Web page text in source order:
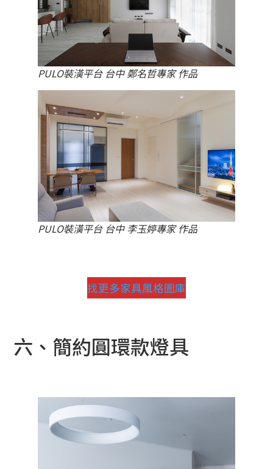
PULO裝潢平台 台中 鄭名哲專家 作品
PULO裝潢平台 台中 李玉婷專家 作品
找更多家具風格圖庫
六、簡約圓環款燈具